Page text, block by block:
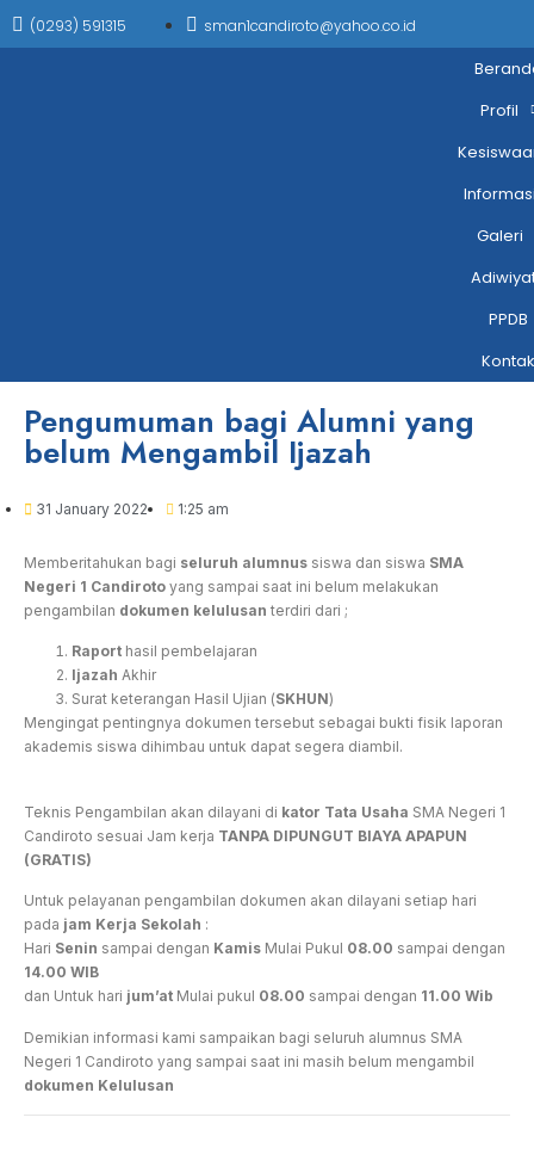
(0293) 591315 sman1candiroto@yahoo.co.id
Profil
Galeri
PPDB
Pengumuman bagi Alumni yang
belum Mengambil Ijazah
31 January 2022 1:25 am
Memberitahukan bagi seluruh alumnus siswa dan siswa SMA
Negeri 1 Candiroto yang sampai saat ini belum melakukan
pengambilan dokumen kelulusan terdiri dari ;
Raport hasil pembelajaran
Ijazah Akhir
Surat keterangan Hasil Ujian (SKHUN)
Mengingat pentingnya dokumen tersebut sebagai bukti fisik laporan
akademis siswa dihimbau untuk dapat segera diambil.
Teknis Pengambilan akan dilayani di kator Tata Usaha SMA Negeri 1
Candiroto sesuai Jam kerja TANPA DIPUNGUT BIAYA APAPUN
(GRATIS)
Untuk pelayanan pengambilan dokumen akan dilayani setiap hari
pada jam Kerja Sekolah :
Hari Senin sampai dengan Kamis Mulai Pukul 08.00 sampai dengan
14.00 WIB
dan Untuk hari jum’at Mulai pukul 08.00 sampai dengan 11.00 Wib
Demikian informasi kami sampaikan bagi seluruh alumnus SMA
Negeri 1 Candiroto yang sampai saat ini masih belum mengambil
dokumen Kelulusan